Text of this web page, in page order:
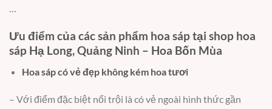
…
Ưu điểm của các sản phẩm hoa sáp tại shop hoa
sáp Hạ Long, Quảng Ninh – Hoa Bốn Mùa
Hoa sáp có vẻ đẹp không kém hoa tươi
– Với điểm đặc biệt nổi trội là có vẻ ngoài hình thức gần